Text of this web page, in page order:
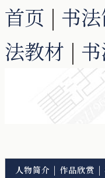
首页 | 书
法教材 |
人物简介 | 作品欣赏 |